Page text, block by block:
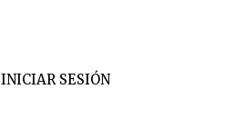
INICIAR SESIÓN